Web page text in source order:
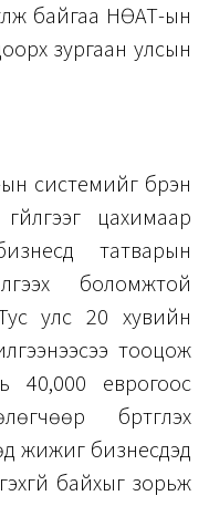
байгаа НӨАТ-ын
зургаан улсын
системийг бүрэн
цахимаар
татварын
боломжтой
улс 20 хувийн
тооцож
40,000 еврогоос
бүртгүүлэх
жижиг бизнесүүдэд
байхыг зорьж